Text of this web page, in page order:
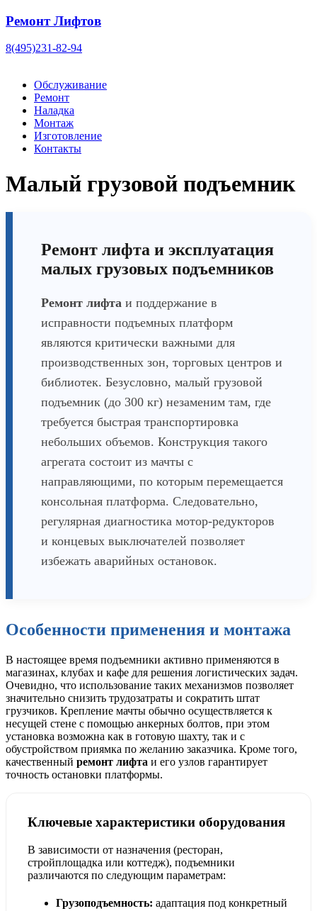
Ремонт Лифтов
8(495)231-82-94
Обслуживание
Ремонт
Наладка
Монтаж
Изготовление
Контакты
Малый грузовой подъемник
Ремонт лифта и эксплуатация
малых грузовых подъемников
Ремонт лифта и поддержание в
исправности подъемных платформ
являются критически важными для
производственных зон, торговых центров и
библиотек. Безусловно, малый грузовой
подъемник (до 300 кг) незаменим там, где
требуется быстрая транспортировка
небольших объемов. Конструкция такого
агрегата состоит из мачты с
направляющими, по которым перемещается
консольная платформа. Следовательно,
регулярная диагностика мотор-редукторов
и концевых выключателей позволяет
избежать аварийных остановок.
Особенности применения и монтажа
В настоящее время подъемники активно применяются в
магазинах, клубах и кафе для решения логистических задач.
Очевидно, что использование таких механизмов позволяет
значительно снизить трудозатраты и сократить штат
грузчиков. Крепление мачты обычно осуществляется к
несущей стене с помощью анкерных болтов, при этом
установка возможна как в готовую шахту, так и с
обустройством приямка по желанию заказчика. Кроме того,
качественный ремонт лифта и его узлов гарантирует
точность остановки платформы.
Ключевые характеристики оборудования
В зависимости от назначения (ресторан,
стройплощадка или коттедж), подъемники
различаются по следующим параметрам:
Грузоподъемность: адаптация под конкретный